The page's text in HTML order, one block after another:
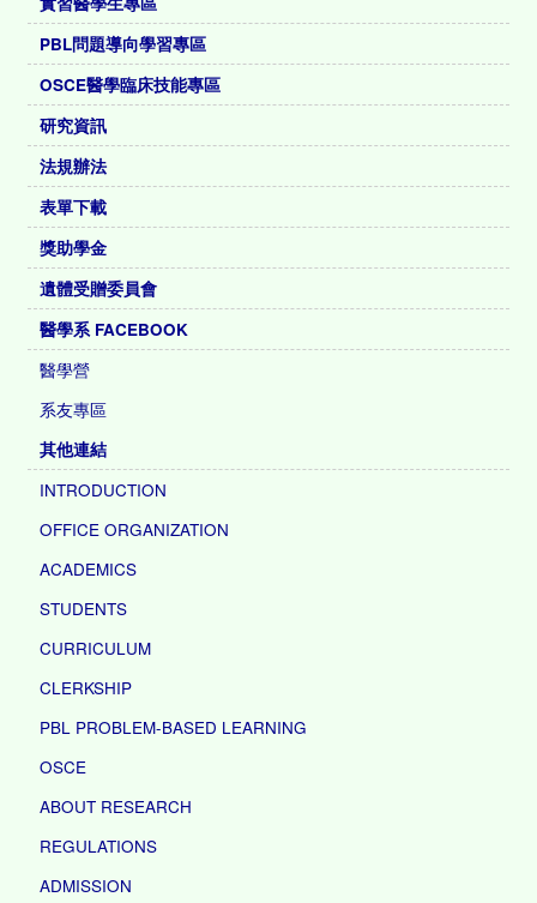
PBL問題導向學習專區
OSCE醫學臨床技能專區
研究資訊
法規辦法
表單下載
獎助學金
遺體受贈委員會
醫學系 FACEBOOK
醫學營
系友專區
其他連結
INTRODUCTION
OFFICE ORGANIZATION
ACADEMICS
STUDENTS
CURRICULUM
CLERKSHIP
PBL PROBLEM-BASED LEARNING
OSCE
ABOUT RESEARCH
REGULATIONS
ADMISSION